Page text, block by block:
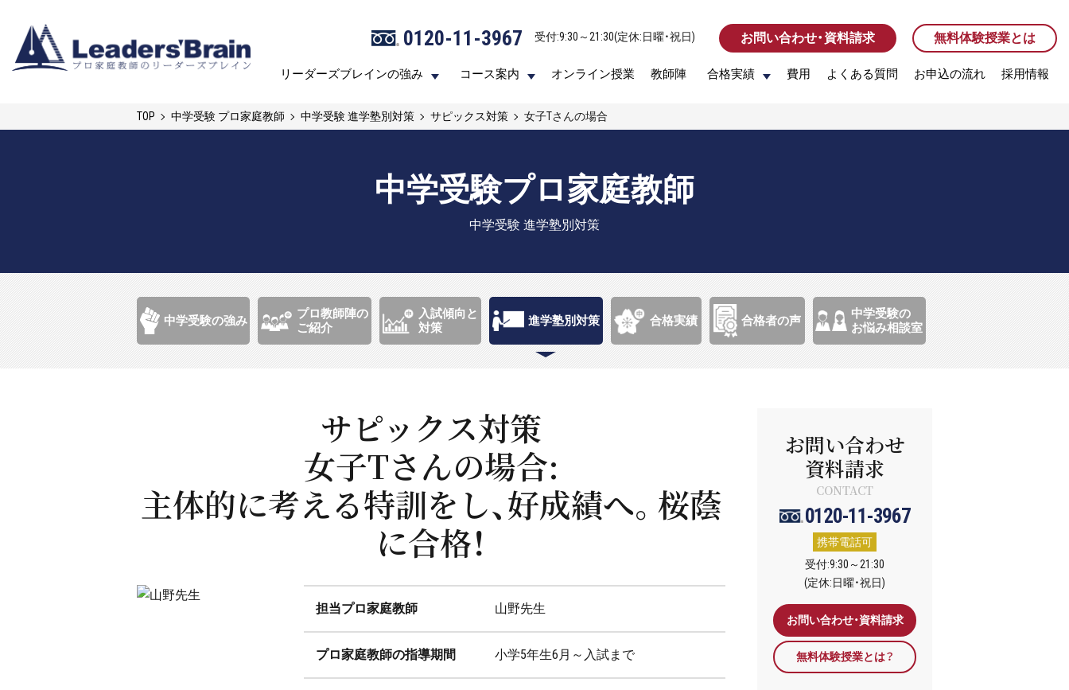
0120-11-3967 受付:9:30～21:30(定休:日曜・祝日) お問い合わせ・資料請求 無料体験授業とは
リーダーズブレインの強み コース案内 オンライン授業 教師陣 合格実績 費用 よくある質問 お申込の流れ 採用情報
0120-11-3967 受付:9:30～21:30(定休:日曜・祝日) お問い合わせ・資料請求 無料体験授業とは
リーダーズブレインの強み コース案内 オンライン授業 教師陣 合格実績 費用 よくある質問 お申込の流れ 採用情報
TOP 中学受験 プロ家庭教師 中学受験 進学塾別対策 サピックス対策 女子Tさんの場合
中学受験プロ家庭教師
中学受験 進学塾別対策
中学受験の強み
プロ教師陣の
ご紹介
入試傾向と
対策
進学塾別対策 合格実績 合格者の声
中学受験の
お悩み相談室
サピックス対策
女子Tさんの場合:
主体的に考える特訓をし、好成績へ。桜蔭
に合格！
担当プロ家庭教師 山野先生
プロ家庭教師の指導期間 小学5年生6月～入試まで
お問い合わせ
資料請求
CONTACT
0120-11-3967
携帯電話可
受付:9:30～21:30
(定休:日曜・祝日)
お問い合わせ・資料請求
無料体験授業とは？